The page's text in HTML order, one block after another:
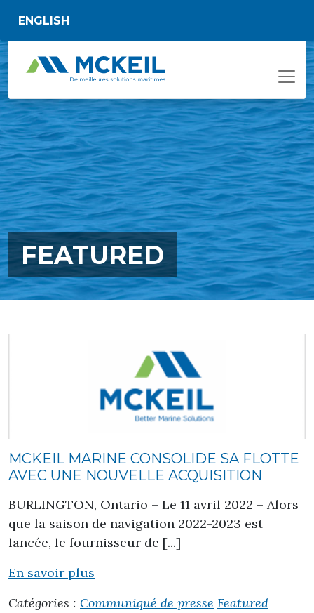
ENGLISH
FEATURED
MCKEIL MARINE CONSOLIDE SA FLOTTE
AVEC UNE NOUVELLE ACQUISITION
BURLINGTON, Ontario – Le 11 avril 2022 – Alors
que la saison de navigation 2022-2023 est
lancée, le fournisseur de [...]
En savoir plus
Catégories : Communiqué de presse Featured